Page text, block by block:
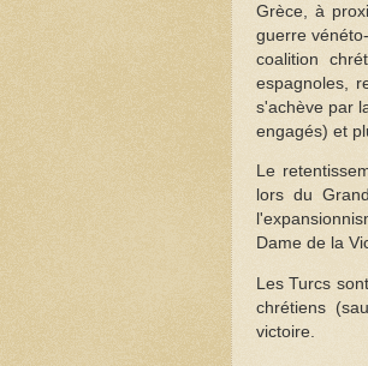
Grèce, à
guerre
coalition
espagnoles,
s'achève par
engagés) et
Le
lors du
Dame de la
Les Turcs
chrétiens
victoire.